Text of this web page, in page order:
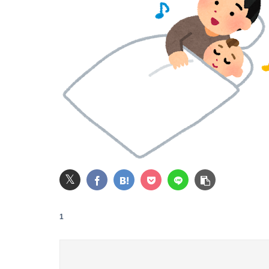
【朗報】マクドナルド、明日から発売のポケモ
【画像】Hカップグラドル「どんな私も愛してね
原菜乃華ちゃん(22)「AIが友達。課金して褒め
【緊急】ワイ、会社でガチでやらかしたんだけ
【速報】"見せブラ"女神、現る♡♡♡♡
【悲報】イオンモールの通夜に来た幹部に遺族
𝕏
1